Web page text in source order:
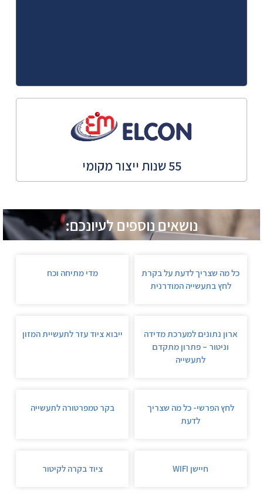
55 שנות ייצור מקומי
נושאים נוספים לעיונכם:
כל מה שצריך לדעת על בקרת
לחץ בתעשייה המודרנית
מדי מתיחה וכח
ארון נתונים למערכת מדידה
וניטור – פתרון מתקדם
לתעשייה
ייבוא ציוד עזר לתעשיית המזון
לחץ הפרשי- כל מה שצריך
לדעת
בקר טמפרטורה לתעשייה
חיישן WIFI ציוד בקרה לקיטור